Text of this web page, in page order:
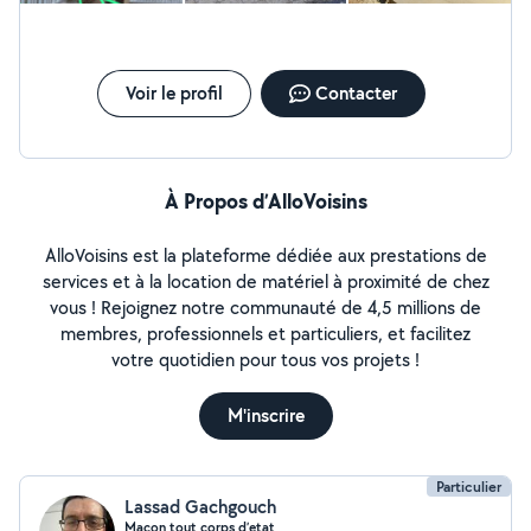
Voir le profil Contacter
À Propos d’AlloVoisins
AlloVoisins est la plateforme dédiée aux prestations de
services et à la location de matériel à proximité de chez
vous ! Rejoignez notre communauté de 4,5 millions de
membres, professionnels et particuliers, et facilitez
votre quotidien pour tous vos projets !
M'inscrire
Particulier
Lassad Gachgouch